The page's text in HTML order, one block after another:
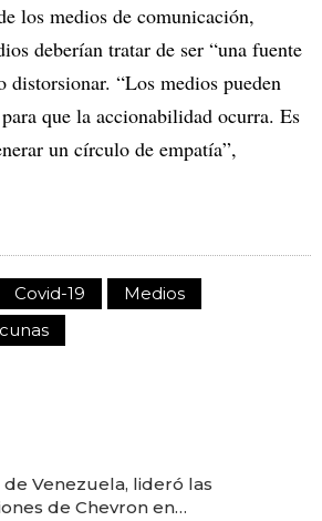
los medios de comunicación,
deberían tratar de ser “una fuente
distorsionar. “Los medios pueden
que la accionabilidad ocurra. Es
un círculo de empatía”,
Covid-19
Medios
Venezuela, lideró las
de Chevron en